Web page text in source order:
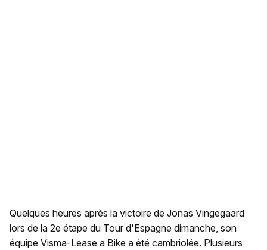
Quelques heures après la victoire de Jonas Vingegaard
lors de la 2e étape du Tour d'Espagne dimanche, son
équipe Visma-Lease a Bike a été cambriolée. Plusieurs